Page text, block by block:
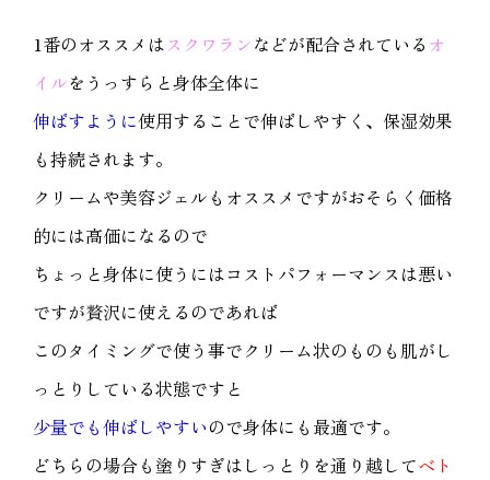
1番のオススメはスクワランなどが配合されている オ
イルをうっすらと身体全体に
伸ばすように使用することで伸ばしやすく、保湿効果
も持続されます。
クリームや美容ジェルもオススメですがおそらく価格
的には高価になるので
ちょっと身体に使うにはコストパフォーマンスは悪い
ですが贅沢に使えるのであれば
このタイミングで使う事でクリーム状のものも肌がし
っとりしている状態ですと
少量でも伸ばしやすいので身体にも最適です。
どちらの場合も塗りすぎはしっとりを通り越してベト